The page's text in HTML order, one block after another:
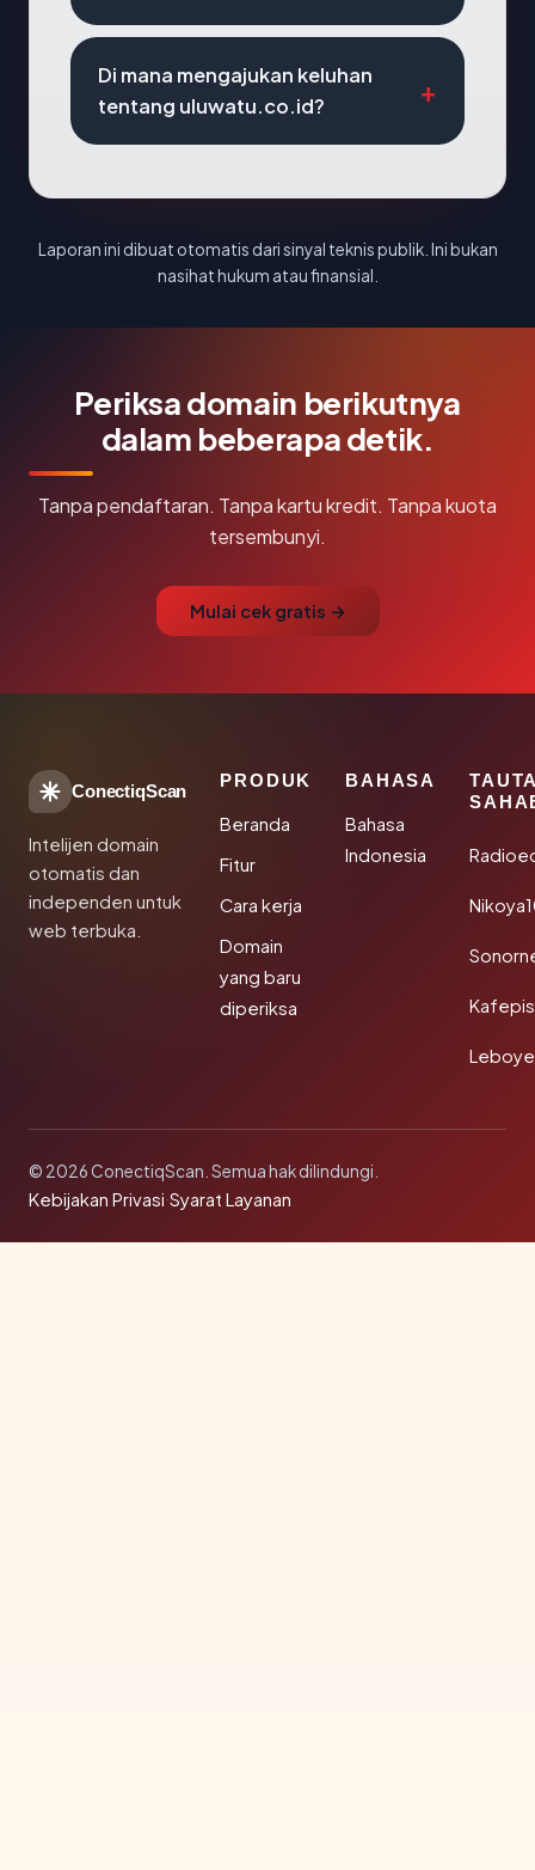
Di mana mengajukan keluhan
tentang uluwatu.co.id?
Laporan ini dibuat otomatis dari sinyal teknis publik. Ini bukan
nasihat hukum atau finansial.
Periksa domain berikutnya
dalam beberapa detik.
Tanpa pendaftaran. Tanpa kartu kredit. Tanpa kuota
tersembunyi.
Mulai cek gratis →
ConectiqScan
Intelijen domain
otomatis dan
independen untuk
web terbuka.
PRODUK
Beranda
Fitur
Cara kerja
Domain
yang baru
diperiksa
BAHASA
Bahasa
Indonesia
© 2026 ConectiqScan. Semua hak dilindungi.
Kebijakan Privasi·Syarat Layanan